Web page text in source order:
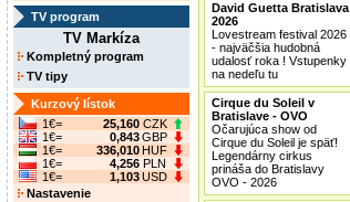
TV program
TV Markíza
Kompletný program
TV tipy
Kurzový lístok
1€=
25,160 CZK
1€=
0,843GBP
1€=
336,010HUF
1€=
4,256 PLN
1€=
1,103USD
Nastavenie
David Guetta Bratislava
2026
Lovestream festival 2026
- najväčšia hudobná
udalosť roka ! Vstupenky
na nedeľu tu
Cirque du Soleil v
Bratislave - OVO
Očarujúca show od
Cirque du Soleil je späť!
Legendárny cirkus
prináša do Bratislavy
OVO - 2026